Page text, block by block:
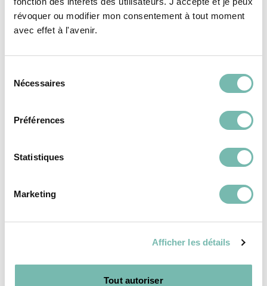
révoquer ou modifier mon consentement à tout moment
avec effet à l'avenir.
Nécessaires
Préférences
Statistiques
Marketing
Afficher les détails
Tout autoriser
VÊTEMENTS
Pailleté Des Petits
31,00 €
IXELLES
VÊTEMENTS
FEMME
Robe Courte Fluide
Zébrée Essentiel